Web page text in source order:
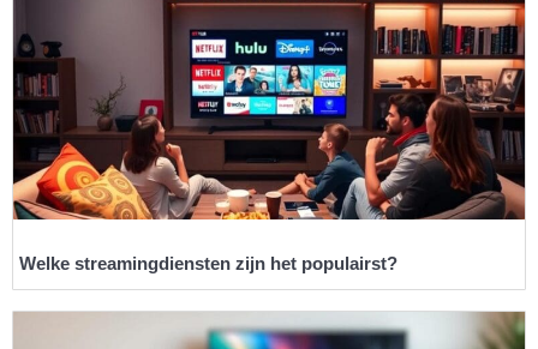
Welke streamingdiensten zijn het populairst?